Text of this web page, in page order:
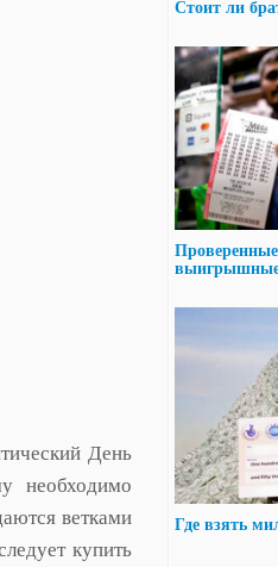
День
необходимо
ветками
купить
Стоит ли
выигрышные
Где взять